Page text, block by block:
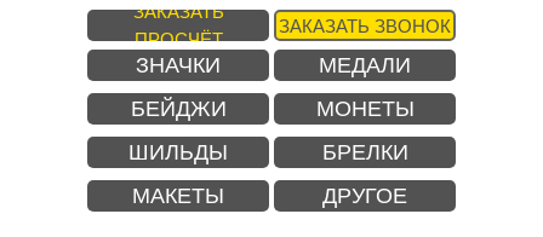
ЗАКАЗАТЬ
ПРОСЧЁТ
ЗАКАЗАТЬ ЗВОНОК
ЗНАЧКИ МЕДАЛИ
ШИЛЬДЫ БРЕЛКИ
БЕЙДЖИ МОНЕТЫ
МАКЕТЫ ДРУГОЕ